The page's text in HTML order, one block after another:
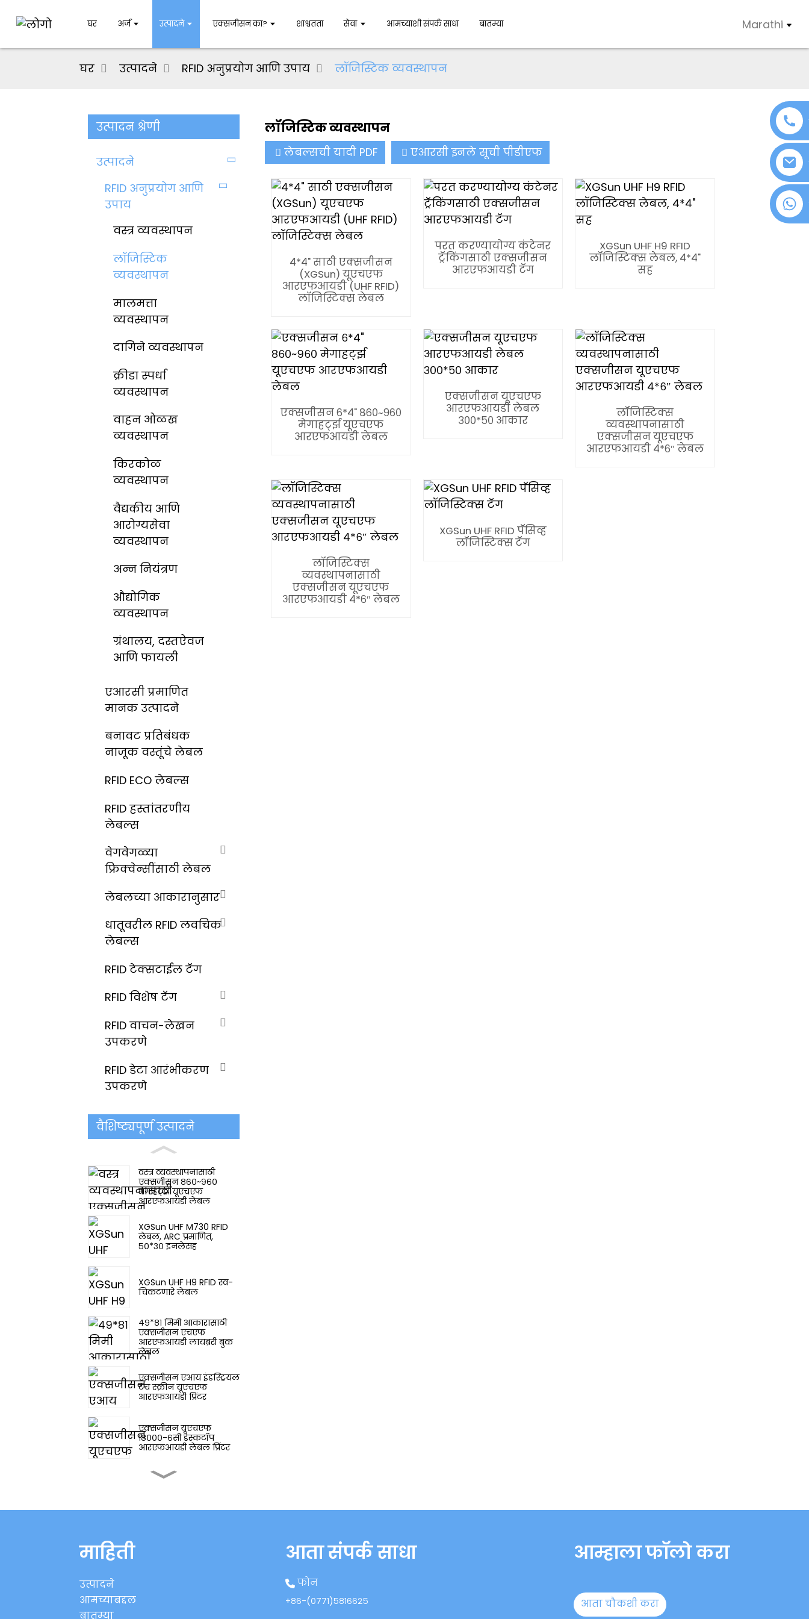
घर अर्ज उत्पादने एक्सजीसन का? शाश्वतता सेवा आमच्याशी संपर्क साधा बातम्या Marathi
+८६ १८०७६३७२१३९
घर उत्पादने RFID अनुप्रयोग आणि उपाय लॉजिस्टिक व्यवस्थापन
उत्पादन श्रेणी
उत्पादने
RFID अनुप्रयोग आणि
उपाय
वस्त्र व्यवस्थापन
लॉजिस्टिक
व्यवस्थापन
मालमत्ता
व्यवस्थापन
दागिने व्यवस्थापन
क्रीडा स्पर्धा
व्यवस्थापन
वाहन ओळख
व्यवस्थापन
किरकोळ
व्यवस्थापन
वैद्यकीय आणि
आरोग्यसेवा
व्यवस्थापन
अन्न नियंत्रण
औद्योगिक
व्यवस्थापन
ग्रंथालय, दस्तऐवज
आणि फायली
एआरसी प्रमाणित
मानक उत्पादने
बनावट प्रतिबंधक
नाजूक वस्तूंचे लेबल
RFID ECO लेबल्स
RFID हस्तांतरणीय
लेबल्स
वेगवेगळ्या
फ्रिक्वेन्सींसाठी लेबल
लेबलच्या आकारानुसार
धातूवरील RFID लवचिक
लेबल्स
RFID टेक्सटाईल टॅग
RFID विशेष टॅग
RFID वाचन-लेखन
उपकरणे
RFID डेटा आरंभीकरण
उपकरणे
वैशिष्ट्यपूर्ण उत्पादने
वस्त्र व्यवस्थापनासाठी
एक्सजीसन ८६०~९६०
मेगाहर्ट्झ यूएचएफ
आरएफआयडी लेबल
XGSun UHF M730 RFID
लेबल, ARC प्रमाणित,
५०*३० इनलेसह
XGSun UHF H9 RFID स्व-
चिकटणारे लेबल
४९*८१ मिमी आकारासाठी
एक्सजीसन एचएफ
आरएफआयडी लायब्ररी बुक
लेबल
एक्सजीसन एआय इंडस्ट्रियल
टच स्क्रीन यूएचएफ
आरएफआयडी प्रिंटर
एक्सजीसन यूएचएफ
१८०००-६सी डेस्कटॉप
आरएफआयडी लेबल प्रिंटर
एक्सजीसन औद्योगिक टच
लॉजिस्टिक व्यवस्थापन
लेबल्सची यादी PDF एआरसी इनले सूची पीडीएफ
४*४" साठी एक्सजीसन
(XGSun) यूएचएफ
आरएफआयडी (UHF RFID)
लॉजिस्टिक्स लेबल
परत करण्यायोग्य कंटेनर
ट्रॅकिंगसाठी एक्सजीसन
आरएफआयडी टॅग
XGSun UHF H9 RFID
लॉजिस्टिक्स लेबल, ४*४"
सह
एक्सजीसन ६*४" ८६०~९६०
मेगाहर्ट्झ यूएचएफ
आरएफआयडी लेबल
एक्सजीसन यूएचएफ
आरएफआयडी लेबल
३००*५० आकार
लॉजिस्टिक्स
व्यवस्थापनासाठी
एक्सजीसन यूएचएफ
आरएफआयडी ४*६″ लेबल
लॉजिस्टिक्स
व्यवस्थापनासाठी
एक्सजीसन यूएचएफ
आरएफआयडी ४*६″ लेबल
XGSun UHF RFID पॅसिव्ह
लॉजिस्टिक्स टॅग
माहिती
उत्पादने
आमच्याबद्दल
बातम्या
आता संपर्क साधा
फोन
+८६-(०७७१)५८१६६२५
आम्हाला फॉलो करा
आता चौकशी करा